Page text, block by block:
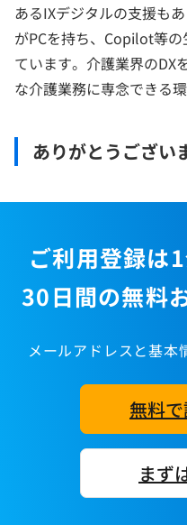
あるIXデジタルの支援も
がPCを持ち、Copilot等
ています。介護業界のDX
な介護業務に専念できる
ありがとうござい
ご利用登録は
30日間の無料
メールアドレスと基本
無料
まず